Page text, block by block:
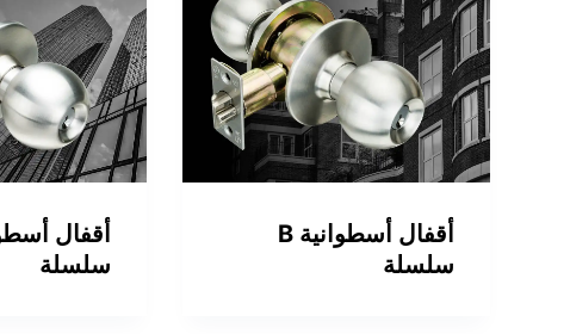
أقفال أسطوانية B
سلسلة
سلسلة